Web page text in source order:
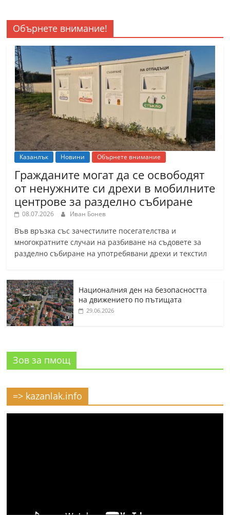
Обърнете внимание!
Казанлък Новини Обърнете внимание
Гражданите могат да се освободят
от ненужните си дрехи в мобилните
центрове за разделно събиране
08.07.2026 Иван Бонев
Във връзка със зачестилите посегателства и
многократните случаи на разбиване на съдовете за
разделно събиране на употребявани дрехи и текстил
Националния ден на безопасността
на движението по пътищата
29.06.2026
Зов за пмощ
=> kazanlak.info